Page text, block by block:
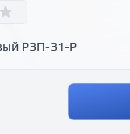
Р3П-31-Р